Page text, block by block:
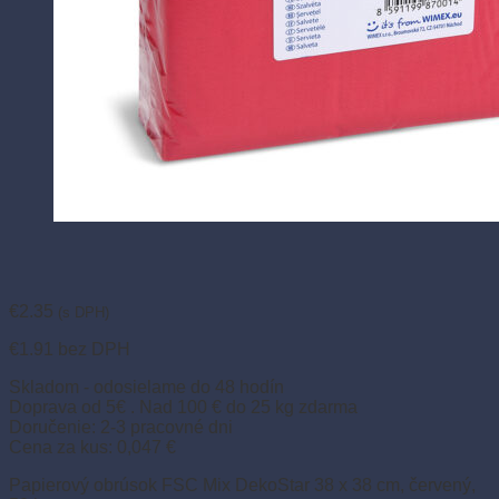
€2.35 (s DPH)
€1.91
bez DPH
Skladom - odosielame do 48 hodín
Doprava od 5€ . Nad 100 € do 25 kg zdarma
Doručenie: 2-3 pracovné dni
Cena za kus: 0,047 €
Papierový obrúsok FSC Mix DekoStar 38 x 38 cm, červený,